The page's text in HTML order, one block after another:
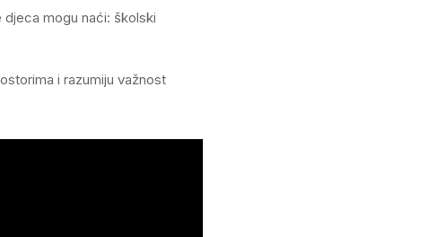
mogu naći: školski
i razumiju važnost